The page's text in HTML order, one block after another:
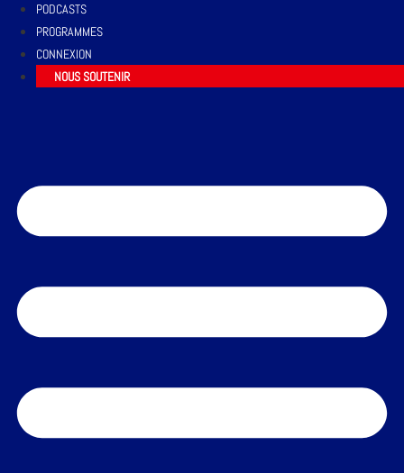
PODCASTS
PROGRAMMES
CONNEXION
NOUS SOUTENIR